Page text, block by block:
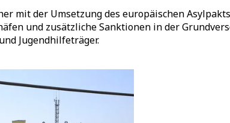
mit der Umsetzung des europäischen
und zusätzliche Sanktionen in der
Jugendhilfeträger.